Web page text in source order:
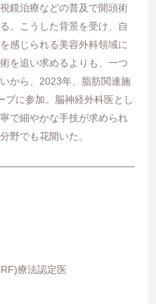
鏡治療などの普及で開頭術
。こうした背景を受け、⾃
感じられる美容外科領域に
を追い求めるよりも、⼀つ
から、2023年、脂肪関連施
プに参加。脳神経外科医とし
で細やかな⼿技が求められ
野でも花開いた。
療法認定医